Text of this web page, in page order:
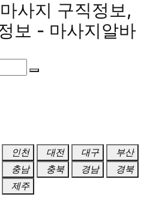
사지 구직정보,
보 - 마사지알바
인천 대전 대구
부산
충남 충북 경남
경북
제주